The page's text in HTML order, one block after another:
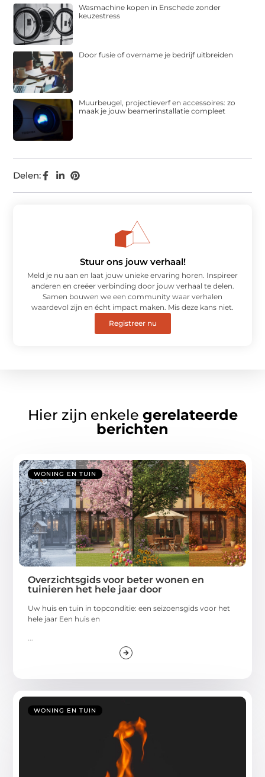
Delen:
Wasmachine kopen in Enschede zonder
keuzestress
Door fusie of overname je bedrijf uitbreiden
Muurbeugel, projectieverf en accessoires: zo
maak je jouw beamerinstallatie compleet
Stuur ons jouw verhaal!
Meld je nu aan en laat jouw unieke ervaring horen. Inspireer
anderen en creëer verbinding door jouw verhaal te delen.
Samen bouwen we een community waar verhalen
waardevol zijn en écht impact maken. Mis deze kans niet.
Registreer nu
Hier zijn enkele gerelateerde
berichten
WONING EN TUIN
Overzichtsgids voor beter wonen en
tuinieren het hele jaar door
Uw huis en tuin in topconditie: een seizoensgids voor het
hele jaar Een huis en
...
WONING EN TUIN